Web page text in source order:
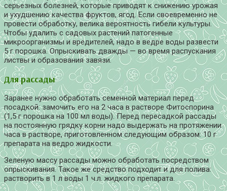
серьезных болезней, которые приводят к снижению урожая
и ухудшению качества фруктов, ягод. Если своевременно не
провести обработку, велика вероятность гибели культуры.
Чтобы удалить с садовых растений патогенные
микроорганизмы и вредителей, надо в ведре воды развести
5 г порошка. Опрыскивать дважды — во время распускания
листвы и образования завязи.
Для рассады
Заранее нужно обработать семенной материал перед
посадкой: замочить его на 2 часа в растворе Фитоспорина
(1,5 г порошка на 100 мл воды). Перед пересадкой рассады
на постоянную грядку корни надо выдержать на протяжении
часа в растворе, приготовленном следующим образом: 10 г
препарата на ведро жидкости.
Зеленую массу рассады можно обработать посредством
опрыскивания. Такое же средство подходит и для полива:
растворить в 1 л воды 1 ч.л. жидкого препарата.